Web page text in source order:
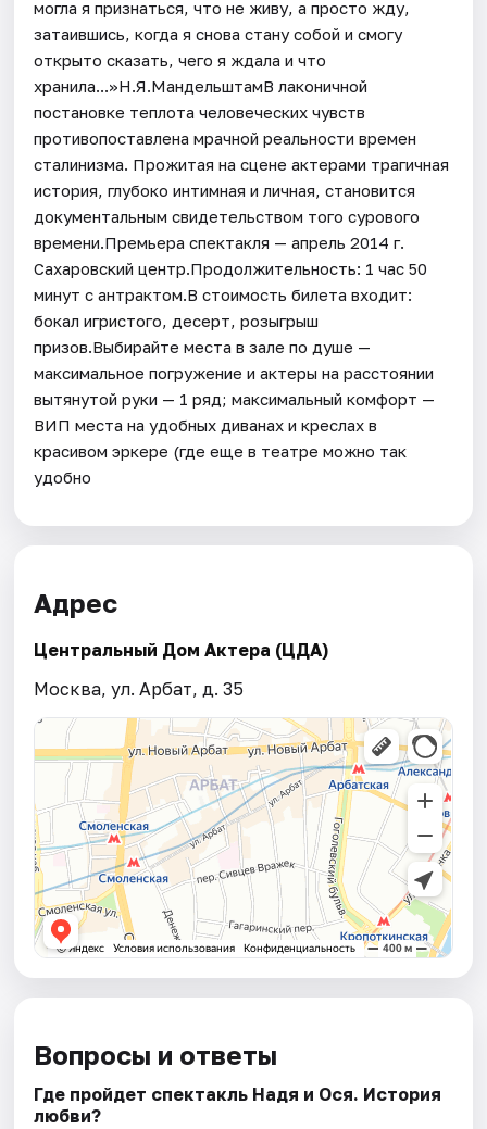
могла я признаться, что не живу, а просто жду,
затаившись, когда я снова стану собой и смогу
открыто сказать, чего я ждала и что
хранила...»Н.Я.МандельштамВ лаконичной
постановке теплота человеческих чувств
противопоставлена мрачной реальности времен
сталинизма. Прожитая на сцене актерами трагичная
история, глубоко интимная и личная, становится
документальным свидетельством того сурового
времени.Премьера спектакля — апрель 2014 г.
Сахаровский центр.Продолжительность: 1 час 50
минут с антрактом.В стоимость билета входит:
бокал игристого, десерт, розыгрыш
призов.Выбирайте места в зале по душе —
максимальное погружение и актеры на расстоянии
вытянутой руки — 1 ряд; максимальный комфорт —
ВИП места на удобных диванах и креслах в
красивом эркере (где еще в театре можно так
удобно
Адрес
Центральный Дом Актера (ЦДА)
Москва, ул. Арбат, д. 35
Вопросы и ответы
Где пройдет спектакль Надя и Ося. История
любви?